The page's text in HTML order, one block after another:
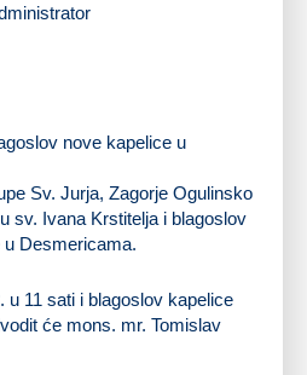
Sv. Jurja, Zagorje Ogulinsko
sv. Ivana Krstitelja i blagoslov
u Desmericama.
u 11 sati i blagoslov kapelice
će mons. mr. Tomislav